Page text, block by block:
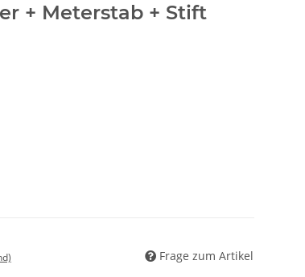
+ Meterstab + Stift
Frage zum Artikel